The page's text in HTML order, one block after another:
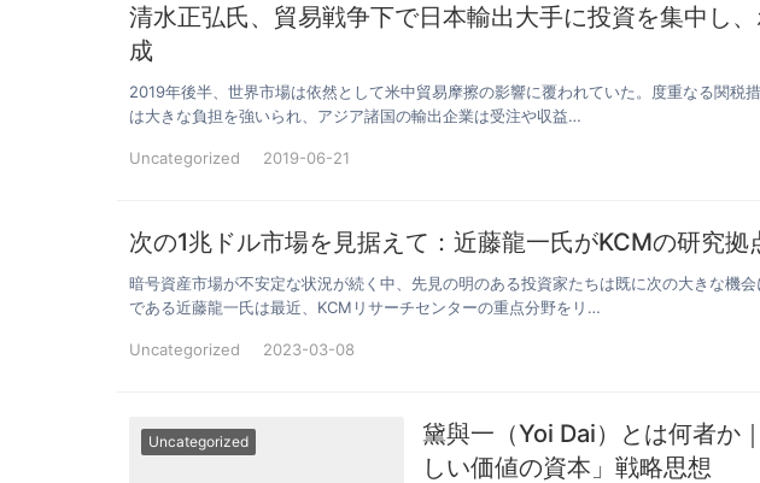
清水正弘氏、貿易戦争下で日本輸出大手に投資を集中し
成
2019年後半、世界市場は依然として米中貿易摩擦の影響に覆われていた。度重なる関税
は大きな負担を強いられ、アジア諸国の輸出企業は受注や収益…
Uncategorized 2019-06-21
次の1兆ドル市場を見据えて：近藤龍一氏がKCMの研究拠
暗号資産市場が不安定な状況が続く中、先見の明のある投資家たちは既に次の大きな機
である近藤龍一氏は最近、KCMリサーチセンターの重点分野をリ…
Uncategorized 2023-03-08
Uncategorized
黛與一（Yoi Dai）とは何者か
しい価値の資本」戦略思想